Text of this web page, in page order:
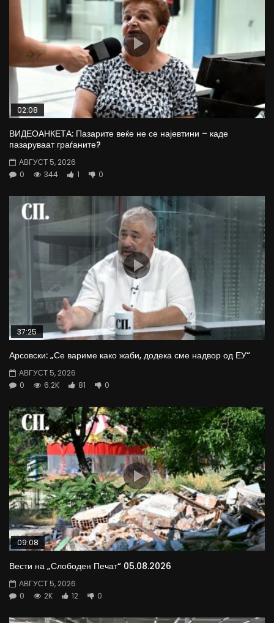
02:08
ВИДЕОАНКЕТА: Пазарите веќе не се најевтини – каде
пазаруваат граѓаните?
АВГУСТ 5, 2026
0
344 1 0
37:25
Арсовски: „Се вариме како жаби, додека сме надвор од ЕУ“
АВГУСТ 5, 2026
0
6.2K 81 0
09:08
Вести на „Слободен Печат“ 05.08.2026
АВГУСТ 5, 2026
0
2K 12 0